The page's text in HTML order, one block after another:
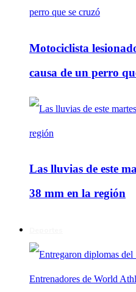
Motociclista
causa de un perro
Las lluvias de este
38 mm en la región